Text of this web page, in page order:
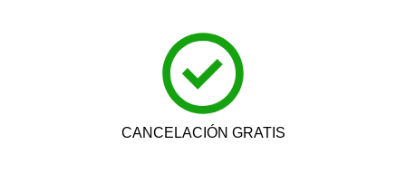
CANCELACIÓN GRATIS